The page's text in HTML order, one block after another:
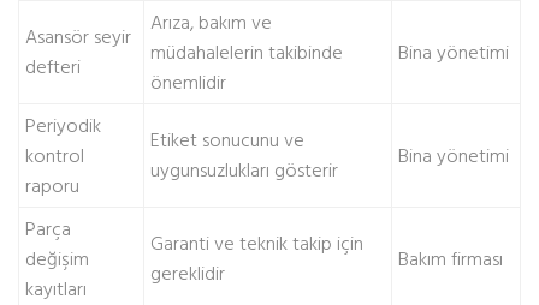
Asansör seyir
defteri
Arıza, bakım ve
müdahalelerin takibinde
önemlidir
Bina yönetimi
Periyodik
kontrol
raporu
Etiket sonucunu ve
uygunsuzlukları gösterir
Bina yönetimi
Parça
değişim
kayıtları
Garanti ve teknik takip için
gereklidir
Bakım firması